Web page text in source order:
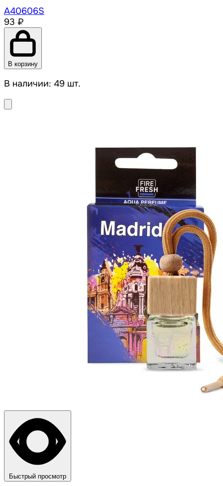
A40606S
93 ₽
В корзину
В наличии: 49 шт.
Быстрый просмотр